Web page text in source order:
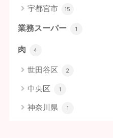
宇都宮市 15
業務スーパー 1
肉 4
世田谷区 2
中央区 1
神奈川県 1